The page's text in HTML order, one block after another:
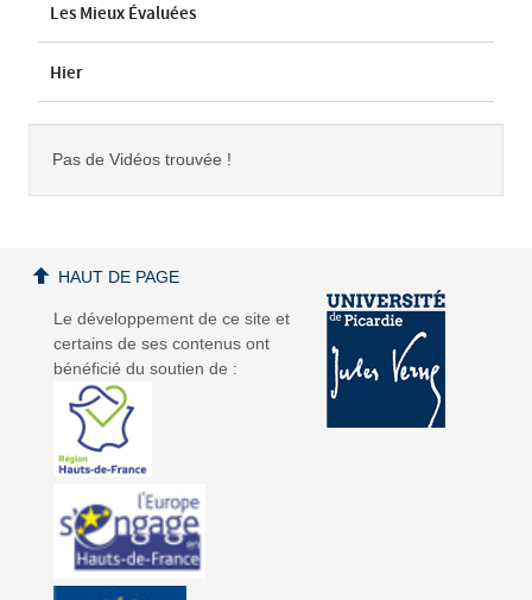
Les Mieux Évaluées
Hier
Pas de Vidéos trouvée !
Le développement de ce site et
certains de ses contenus ont
bénéficié du soutien de :
HAUT DE PAGE